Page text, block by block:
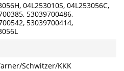
04L253010S, 04L253056C,
53039700486,
53039700414,
Schwitzer/KKK